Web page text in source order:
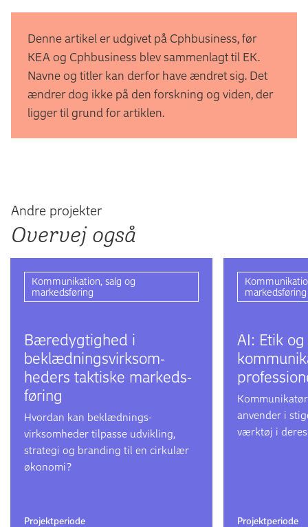
Denne artikel er udgivet på Cphbusiness, før
KEA og Cphbusiness blev sammenlagt til EK.
Navne og titler kan derfor have ændret sig. Det
ændrer dog ikke på den forskning og viden, der
ligger til grund for artiklen.
Andre projekter
Overvej også
Kommunikation, salg og
markedsføring
Bære­dygtighed i
beklædnings­virksom­
heders taktiske markeds­
føring
Hvordan kan beklædnings­
virksomheder tilpasse udvikling,
strategi og branding til en cirkulær
økonomi?
Projektperiode
markedsføring
AI: Etik
anvender i
værktøj i deres
Projektperiode